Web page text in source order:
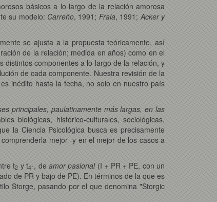
básicos a lo largo de la relación amorosa
su modelo: Carreño, 1991; Fraia, 1991; Acker y
se ajusta a la propuesta teóricamente, así
de la relación; medida en años) como en el
componentes a lo largo de la relación, y
de cada componente. Nuestra revisión de la
inédito hasta la fecha, no solo en nuestro país
principales, paulatinamente más largas, en las
biológicas, histórico-culturales, sociológicas,
la Ciencia Psicológica busca es precisamente
mejor -y en el mejor de los casos a
t2 y t4-, de amor pasional(I + PR + PE, con un
de PR y bajo de PE). En términos de la que es
Storge, pasando por el que denomina "Storgic